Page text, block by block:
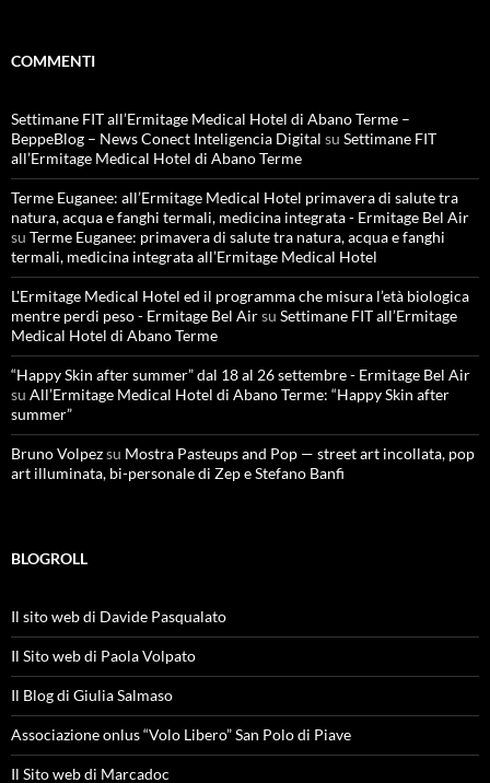
COMMENTI
Settimane FIT all’Ermitage Medical Hotel di Abano Terme –
BeppeBlog – News Conect Inteligencia Digital su Settimane FIT
all’Ermitage Medical Hotel di Abano Terme
Terme Euganee: all’Ermitage Medical Hotel primavera di salute tra
natura, acqua e fanghi termali, medicina integrata - Ermitage Bel Air
su Terme Euganee: primavera di salute tra natura, acqua e fanghi
termali, medicina integrata all’Ermitage Medical Hotel
L'Ermitage Medical Hotel ed il programma che misura l’età biologica
mentre perdi peso - Ermitage Bel Airsu Settimane FIT all’Ermitage
Medical Hotel di Abano Terme
“Happy Skin after summer” dal 18 al 26 settembre - Ermitage Bel Air
su All’Ermitage Medical Hotel di Abano Terme: “Happy Skin after
summer”
Bruno Volpezsu Mostra Pasteups and Pop — street art incollata, pop
art illuminata, bi-personale di Zep e Stefano Banfi
BLOGROLL
Il sito web di Davide Pasqualato
Il Sito web di Paola Volpato
Il Blog di Giulia Salmaso
Associazione onlus “Volo Libero” San Polo di Piave
Il Sito web di Marcadoc